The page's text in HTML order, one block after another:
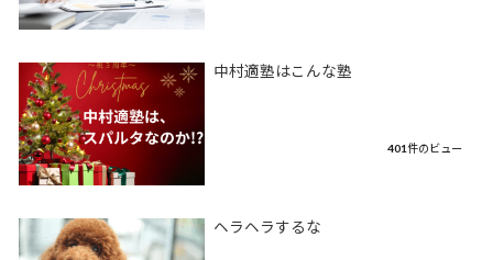
中村適塾はこんな塾
401件のビュー
ヘラヘラするな